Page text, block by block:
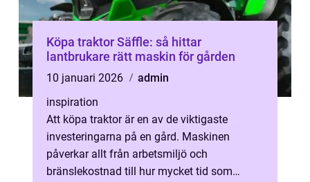
Köpa traktor Säffle: så hittar
lantbrukare rätt maskin för gården
10 januari 2026
admin
inspiration
Att köpa traktor är en av de viktigaste
investeringarna på en gård. Maskinen
påverkar allt från arbetsmiljö och
bränslekostnad till hur mycket tid som